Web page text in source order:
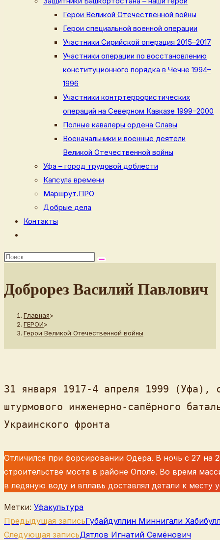
Герои Великой Отечественной войны
Герои специальной военной операции
Участники Сирийской операция 2015–2017
Участники операции по восстановлению
конституционного порядка в Чечне 1994–
1996
Участники контртеррористических
операций на Северном Кавказе 1999–2000
Полные кавалеры ордена Славы
Военачальники и военные деятели
Великой Отечественной войны
Уфа – город трудовой доблести
Капсула времени
Маршрут.ПРО
Добрые дела
Контакты
по
сайту
Доброрез Василий Павлович
Главная>
ГЕРОИ>
Герои Великой Отечественной войны
31 января 1917-4 апреля 1999 (Уфа),
штурмового инженерно-сапёрного
Украинского фронта
Отличился при форсировании Одера. В ночь с 27 на
строительстве моста в районе Ополе. Во время
в ледяную воду и вплавь доставлял детали к месту
Метки: Уфакультура
Еще
статьи
Предыдущая записьГубайдуллин Миннигали
Следующая записьДятлов Игнатий Семёнович